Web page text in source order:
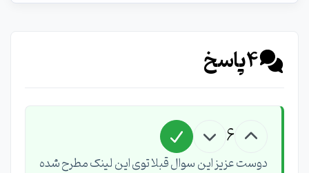
4پاسخ
6
دوست عزیز این سوال قبلا توی این لینک مطرح شده